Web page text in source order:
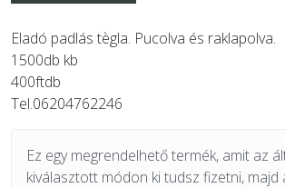
Eladó padlás tègla. Pucolva és raklapolva.
1500db kb
400ftdb
Tel.06204762246
Ez egy megrendelhető termék, amit az
kiválasztott módon ki tudsz fizetni, majd